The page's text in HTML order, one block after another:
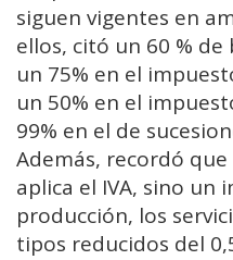
siguen vigentes en
ellos, citó un 60 % de
un 75% en el
un 50% en el
99% en el de
Además, recordó
aplica el IVA, sino un
producción, los
tipos reducidos del